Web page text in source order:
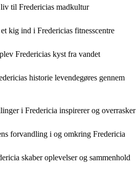
til Fredericias madkultur
kig ind i Fredericias fitnesscentre
Fredericias kyst fra vandet
historie levendegøres gennem
i Fredericia inspirerer og overrasker
forvandling i og omkring Fredericia
skaber oplevelser og sammenhold